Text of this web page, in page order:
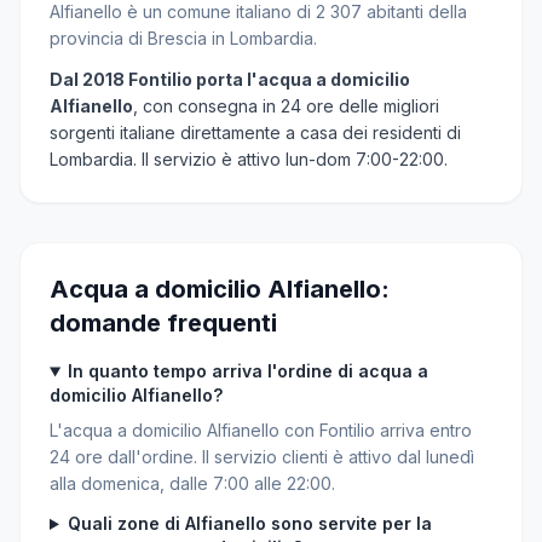
Alfianello è un comune italiano di 2 307 abitanti della
provincia di Brescia in Lombardia.
Dal 2018 Fontilio porta l'acqua a domicilio
Alfianello , con consegna in 24 ore delle migliori
sorgenti italiane direttamente a casa dei residenti di
Lombardia. Il servizio è attivo lun-dom 7:00-22:00.
Acqua a domicilio Alfianello:
domande frequenti
In quanto tempo arriva l'ordine di acqua a
domicilio Alfianello?
L'acqua a domicilio Alfianello con Fontilio arriva entro
24 ore dall'ordine. Il servizio clienti è attivo dal lunedì
alla domenica, dalle 7:00 alle 22:00.
Quali zone di Alfianello sono servite per la